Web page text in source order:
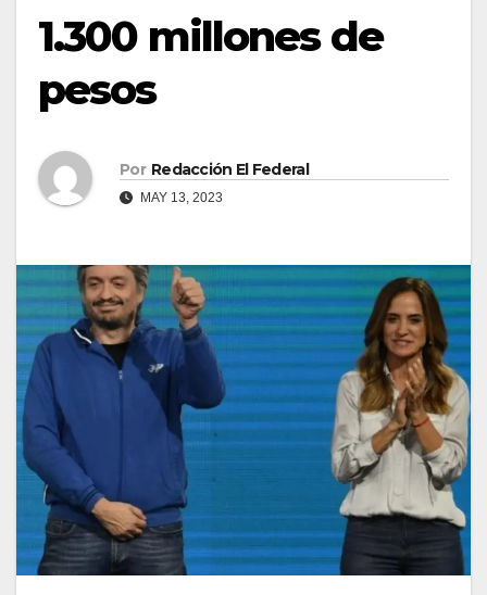
1.300 millones de
pesos
Por Redacción El Federal
MAY 13, 2023